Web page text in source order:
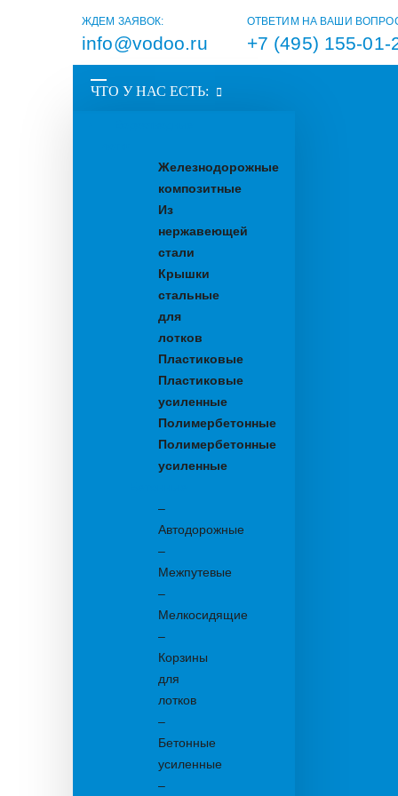
ЖДЕМ ЗАЯВОК:
info@vodoo.ru
ОТВЕТИМ НА ВАШИ
+7 (495) 155-01-
ЧТО У НАС ЕСТЬ:
Железнодорожные
композитные
Из
нержавеющей
стали
Крышки
стальные
для
лотков
Пластиковые
Пластиковые
усиленные
Полимербетонные
Полимербетонные
усиленные
–
Автодорожные
–
Межпутевые
–
Мелкосидящие
–
Корзины
для
лотков
–
Бетонные
усиленные
–